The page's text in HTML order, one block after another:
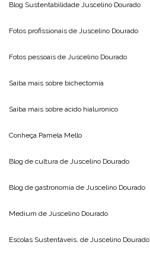
Blog Sustentabilidade Juscelino Dourado
Fotos profissionais de Juscelino Dourado
Fotos pessoais de Juscelino Dourado
Saiba mais sobre bichectomia
Saiba mais sobre acido hialuronico
Conheça Pamela Mello
Blog de cultura de Juscelino Dourado
Blog de gastronomia de Juscelino Dourado
Medium de Juscelino Dourado
Escolas Sustentáveis, de Juscelino Dourado